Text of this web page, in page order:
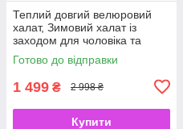
Теплий довгий велюровий
халат, Зимовий халат із
заходом для чоловіка та
жінки, синій M
Готово до відправки
1 499 ₴ 2 998 ₴
Купити